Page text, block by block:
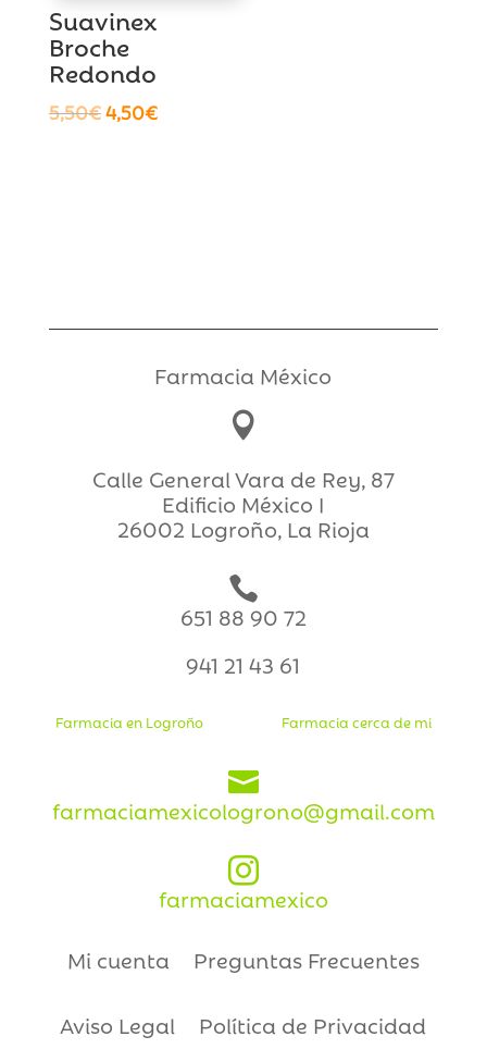
Suavinex
Broche
Redondo
5,50€El
4,50€El
Farmacia México

Calle General Vara de Rey, 87
Edificio México I
26002 Logroño, La Rioja

651 88 90 72
941 21 43 61
Farmacia en Logroño Farmacia cerca de mi

farmaciamexicologrono@gmail.com

farmaciamexico
Mi cuenta Preguntas Frecuentes
Aviso Legal
Política de Privacidad